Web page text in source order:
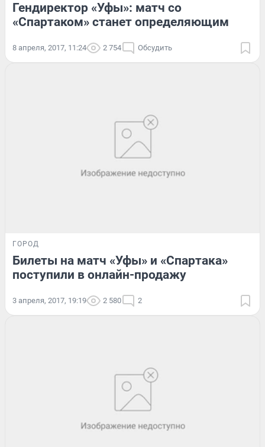
Гендиректор «Уфы»: матч со
«Спартаком» станет определяющим
8 апреля, 2017, 11:24 2 754 Обсудить
ГОРОД
Билеты на матч «Уфы» и «Спартака»
поступили в онлайн-продажу
3 апреля, 2017, 19:19 2 580 2